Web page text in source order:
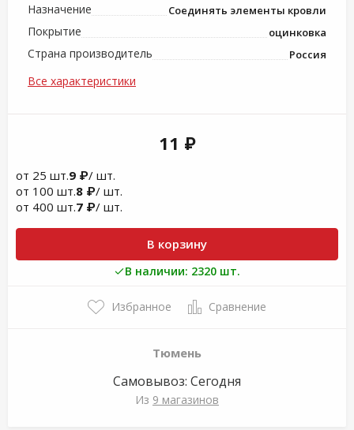
Назначение Соединять элементы кровли
Покрытие оцинковка
Страна производитель Россия
Все характеристики
11 ₽
от 25 шт.9 ₽/ шт.
от 100 шт.8 ₽/ шт.
от 400 шт.7 ₽/ шт.
В корзину
В наличии: 2320 шт.
Избранное Сравнение
Тюмень
Самовывоз: Сегодня
Из 9 магазинов